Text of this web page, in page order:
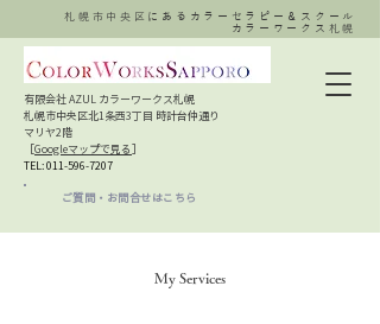
ご質問・お問合せはこちら
札幌市中央区にあるカラーセラピー＆スクール
カラーワークス札幌
有限会社 AZUL カラーワークス札幌
札幌市中央区北1条西3丁目 時計台仲通り
マリヤ2階
Googleマップで見る
TEL: 011-596-7207
My Services